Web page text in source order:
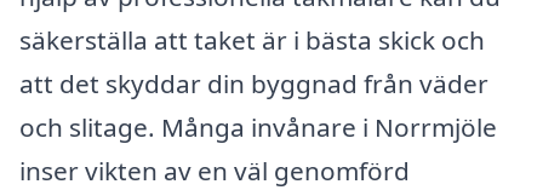
säkerställa att taket är i bästa skick och
att det skyddar din byggnad från väder
och slitage. Många invånare i Norrmjöle
inser vikten av en väl genomförd